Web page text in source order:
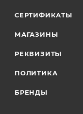
СЕРТИФИКАТЫ
МАГАЗИНЫ
РЕКВИЗИТЫ
ПОЛИТИКА
БРЕНДЫ